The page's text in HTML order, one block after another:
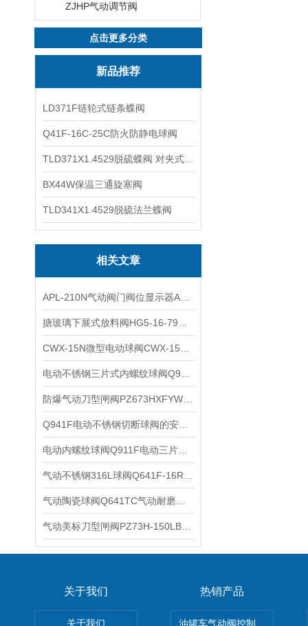
ZJHP气动调节阀
点击更多分类
新品推荐
LD371F链轮式链条蝶阀
Q41F-16C-25C防火防静电球阀
BX44W保温三通旋塞阀
TLD341X1.4529脱硫法兰蝶阀
相关文章
关于我们
关于我们
热销产品
油罐车气动阀控制气动组合